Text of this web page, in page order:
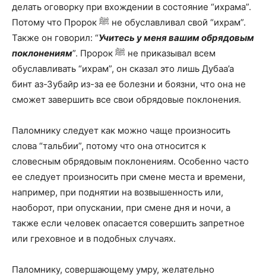
делать оговорку при вхождении в состояние “ихрама”.
Потому что Пророк ﷺ не обуславливал свой “ихрам”.
Также он говорил: “Учитесь у меня вашим обрядовым
поклонениям”. Пророк ﷺ не приказывал всем
обуславливать “ихрам”, он сказал это лишь Дубаа’а
бинт аз-Зубайр из-за ее болезни и боязни, что она не
сможет завершить все свои обрядовые поклонения.
Паломнику следует как можно чаще произносить
слова “тальбии”, потому что она относится к
словесным обрядовым поклонениям. Особенно часто
ее следует произносить при смене места и времени,
например, при поднятии на возвышенность или,
наоборот, при опускании, при смене дня и ночи, а
также если человек опасается совершить запретное
или греховное и в подобных случаях.
Паломнику, совершающему умру, желательно